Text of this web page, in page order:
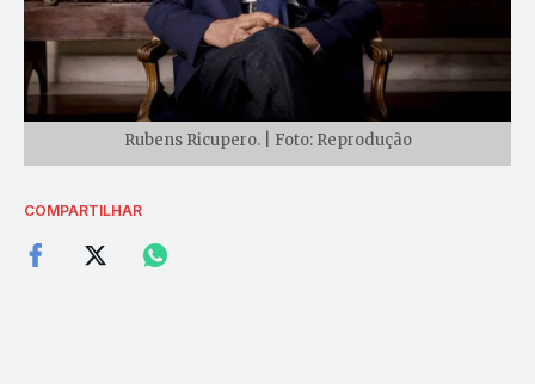
Rubens Ricupero. | Foto: Reprodução
COMPARTILHAR